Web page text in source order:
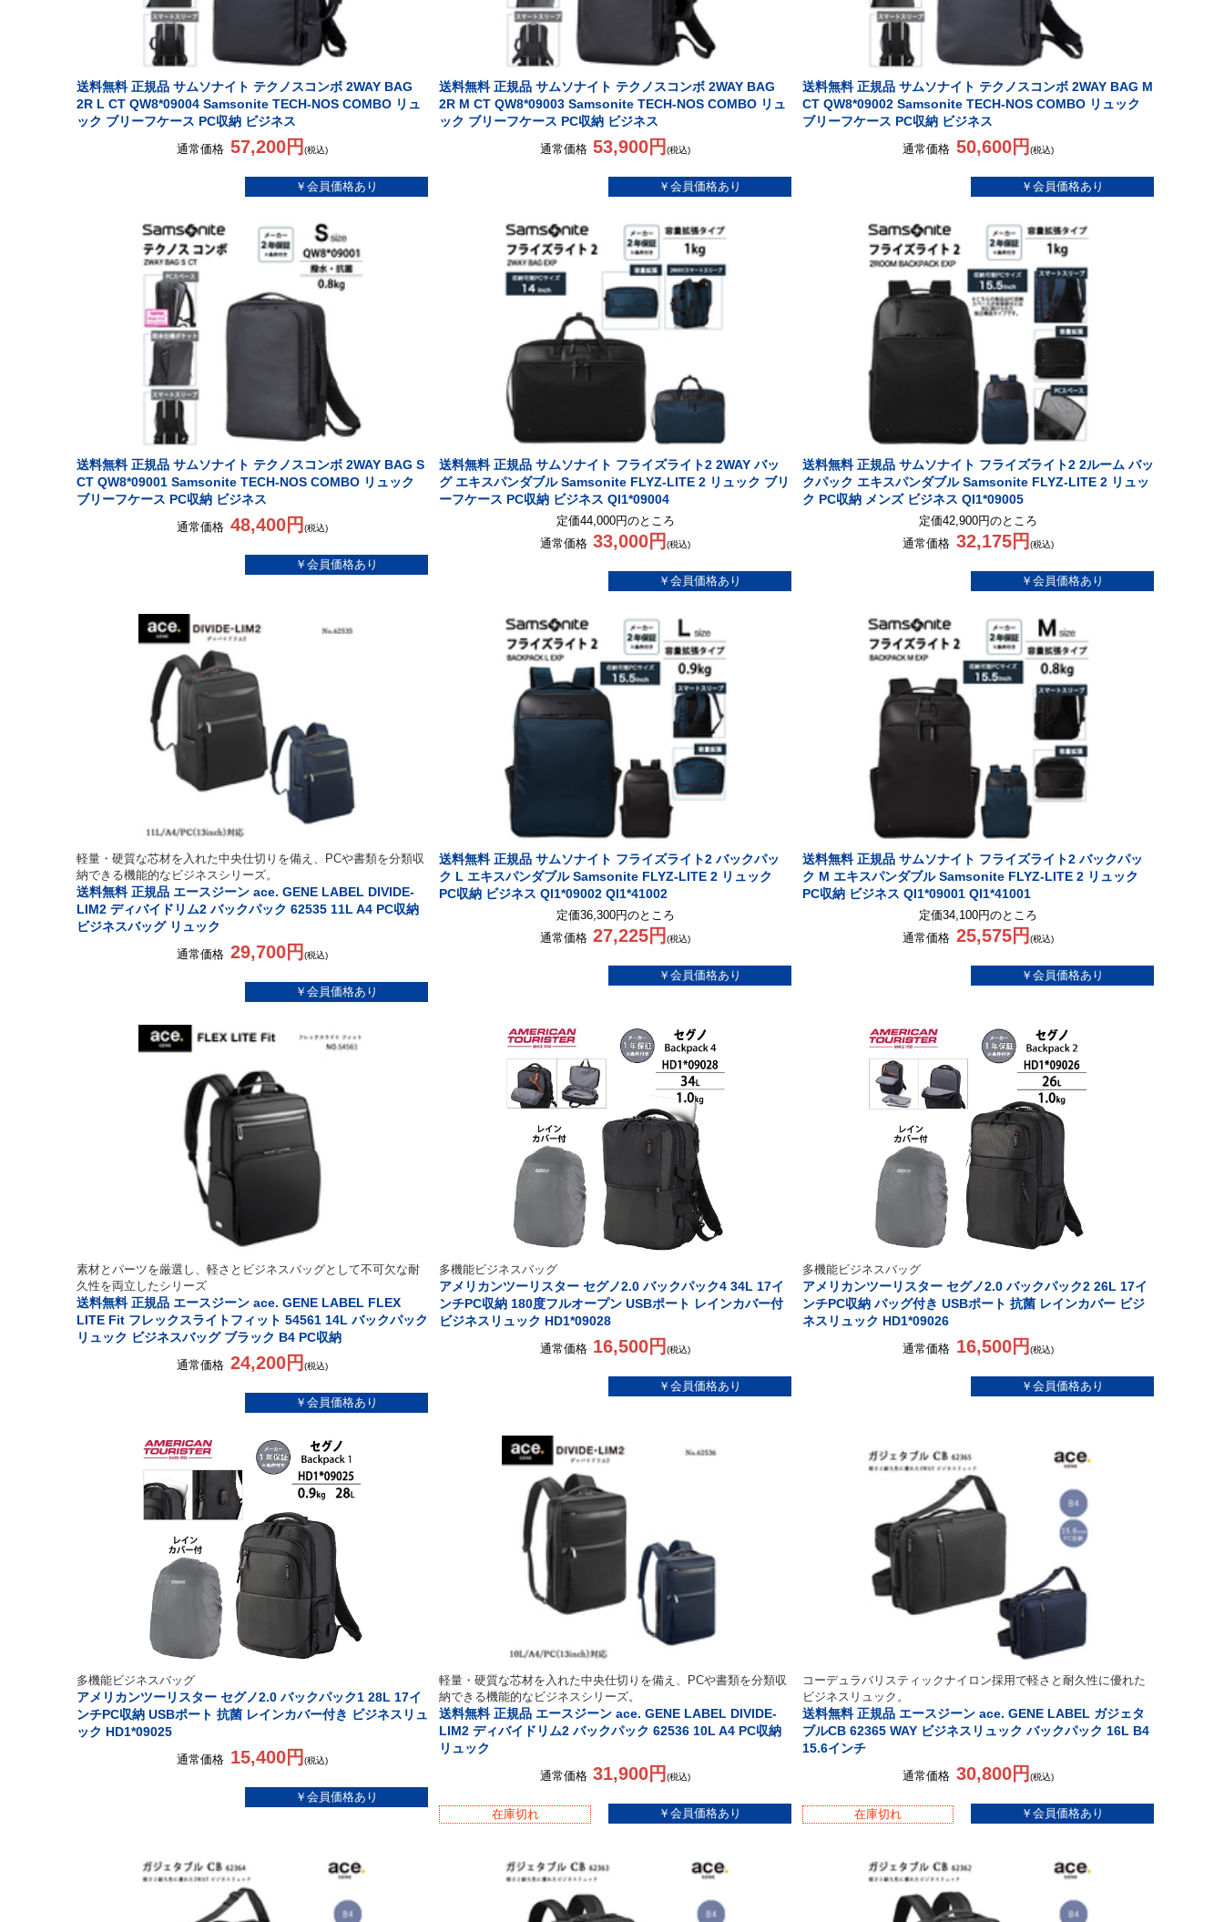
送料無料 正規品 サムソナイト テクノスコンボ 2WAY BAG
2R L CT QW8*09004 Samsonite TECH-NOS COMBO リュ
ック ブリーフケース PC収納 ビジネス
通常価格 57,200円 (税込)
送料無料 正規品 サムソナイト テクノスコンボ 2WAY BAG
2R M CT QW8*09003 Samsonite TECH-NOS COMBO リュ
ック ブリーフケース PC収納 ビジネス
通常価格 53,900円(税込)
送料無料 正規品 サムソナイト テクノスコンボ 2WAY BAG M
CT QW8*09002 Samsonite TECH-NOS COMBO リュック
ブリーフケース PC収納 ビジネス
通常価格 50,600円 (税込)
送料無料 正規品 サムソナイト テクノスコンボ 2WAY BAG S
CT QW8*09001 Samsonite TECH-NOS COMBO リュック
ブリーフケース PC収納 ビジネス
通常価格 48,400円 (税込)
送料無料 正規品 サムソナイト フライズライト2 2WAY バッ
グ エキスパンダブル Samsonite FLYZ-LITE 2 リュック ブリ
ーフケース PC収納 ビジネス QI1*09004
定価44,000円のところ
通常価格 33,000円(税込)
送料無料 正規品 サムソナイト フライズライト2 2ルーム バッ
クパック エキスパンダブル Samsonite FLYZ-LITE 2 リュッ
ク PC収納 メンズ ビジネス QI1*09005
定価42,900円のところ
通常価格 32,175円 (税込)
軽量・硬質な芯材を入れた中央仕切りを備え、PCや書類を分類収
納できる機能的なビジネスシリーズ。
送料無料 正規品 エースジーン ace. GENE LABEL DIVIDE-
LIM2 ディバイドリム2 バックパック 62535 11L A4 PC収納
ビジネスバッグ リュック
通常価格 29,700円 (税込)
送料無料 正規品 サムソナイト フライズライト2 バックパッ
ク L エキスパンダブル Samsonite FLYZ-LITE 2 リュック
PC収納 ビジネス QI1*09002 QI1*41002
定価36,300円のところ
通常価格 27,225円(税込)
送料無料 正規品 サムソナイト フライズライト2 バックパッ
ク M エキスパンダブル Samsonite FLYZ-LITE 2 リュック
PC収納 ビジネス QI1*09001 QI1*41001
定価34,100円のところ
通常価格 25,575円 (税込)
素材とパーツを厳選し、軽さとビジネスバッグとして不可欠な耐
久性を両立したシリーズ
送料無料 正規品 エースジーン ace. GENE LABEL FLEX
LITE Fit フレックスライトフィット 54561 14L バックパック
リュック ビジネスバッグ ブラック B4 PC収納
通常価格 24,200円 (税込)
多機能ビジネスバッグ
アメリカンツーリスター セグノ2.0 バックパック4 34L 17イ
ンチPC収納 180度フルオープン USBポート レインカバー付
ビジネスリュック HD1*09028
通常価格 16,500円(税込)
多機能ビジネスバッグ
アメリカンツーリスター セグノ2.0 バックパック2 26L 17イ
ンチPC収納 バッグ付き USBポート 抗菌 レインカバー ビジ
ネスリュック HD1*09026
通常価格 16,500円 (税込)
多機能ビジネスバッグ
アメリカンツーリスター セグノ2.0 バックパック1 28L 17イ
ンチPC収納 USBポート 抗菌 レインカバー付き ビジネスリュ
ック HD1*09025
通常価格 15,400円 (税込)
軽量・硬質な芯材を入れた中央仕切りを備え、PCや書類を分類収
納できる機能的なビジネスシリーズ。
送料無料 正規品 エースジーン ace. GENE LABEL DIVIDE-
LIM2 ディバイドリム2 バックパック 62536 10L A4 PC収納
リュック
通常価格 31,900円(税込)
在庫切れ
コーデュラバリスティックナイロン採用で軽さと耐久性に優れた
ビジネスリュック。
送料無料 正規品 エースジーン ace. GENE LABEL ガジェタ
ブルCB 62365 WAY ビジネスリュック バックパック 16L B4
15.6インチ
通常価格 30,800円 (税込)
在庫切れ